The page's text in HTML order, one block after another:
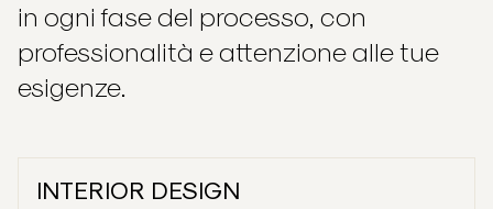
in ogni fase del processo, con
professionalità e attenzione alle tue
esigenze.
INTERIOR DESIGN